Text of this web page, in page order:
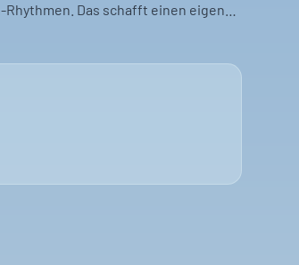
Das schafft einen eigenen
schätzt. Es ist ein Abend,